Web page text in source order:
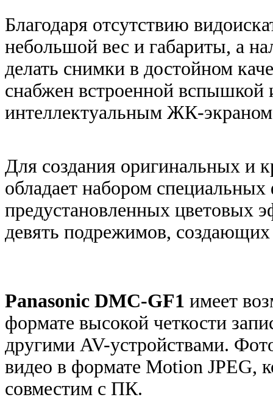
Благодаря отсутствию
небольшой вес и габариты, а
делать снимки в достойном
снабжен встроенной
интеллектуальным ЖК-
Для создания оригинальных и
обладает набором
предустановленных цветовых
девять подрежимов,
Panasonic DMC-GF1 имеет
формате высокой четкости
другими AV-устройствами.
видео в формате Motion JPEG,
совместим с ПК.